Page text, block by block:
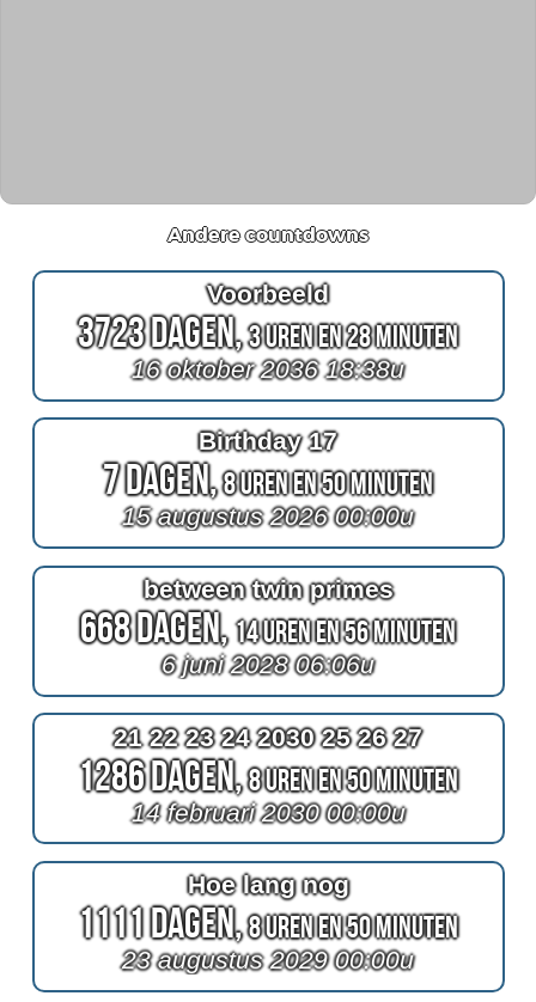
Andere countdowns
Voorbeeld
3723 Dagen,3 Uren en 28 Minuten
16 oktober 2036 18:38u
Birthday 17
7 Dagen,8 Uren en 50 Minuten
15 augustus 2026 00:00u
between twin primes
668 Dagen,14 Uren en 56 Minuten
6 juni 2028 06:06u
21 22 23 24 2030 25 26 27
1286 Dagen,8 Uren en 50 Minuten
14 februari 2030 00:00u
Hoe lang nog
1111 Dagen,8 Uren en 50 Minuten
23 augustus 2029 00:00u